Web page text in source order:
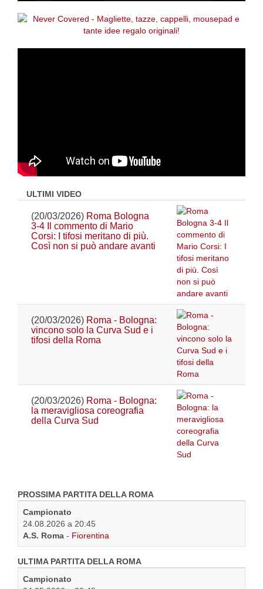
ULTIMI VIDEO
(20/03/2026) Roma Bologna
3-4 Il commento di Mario
Corsi: I tifosi meritano di più.
Così non si può andare avanti
(20/03/2026) Roma - Bologna:
vincono solo la Curva Sud e i
tifosi della Roma
(20/03/2026) Roma - Bologna:
la meravigliosa coreografia
della Curva Sud
PROSSIMA PARTITA DELLA ROMA
Campionato
24.08.2026 a 20:45
A.S. Roma - Fiorentina
ULTIMA PARTITA DELLA ROMA
Campionato